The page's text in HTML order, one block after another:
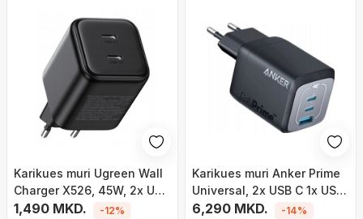
Karikues muri Ugreen Wall
Charger X526, 45W, 2x USB
C GaN, i zi
1,490 MKD. -12%
Karikues muri Anker Prime
Universal, 2x USB C 1x USB,
karikim i shpejtë, i zi
6,290 MKD. -14%